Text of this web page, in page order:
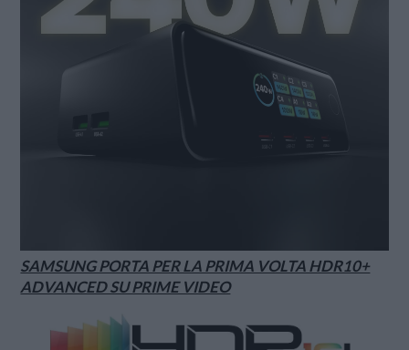
SAMSUNG PORTA PER LA PRIMA VOLTA HDR10+
ADVANCED SU PRIME VIDEO